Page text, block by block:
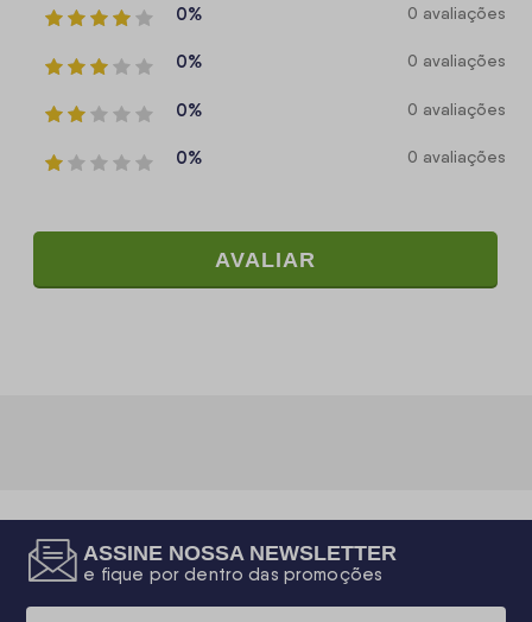
0% 0 avaliações
0% 0 avaliações
0% 0 avaliações
0% 0 avaliações
AVALIAR
ASSINE NOSSA NEWSLETTER
e fique por dentro das promoções